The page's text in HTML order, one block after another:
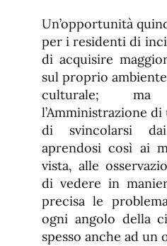
Un’opportunità
per i residenti di
di acquisire
sul proprio
culturale;
l’Amministrazione
di svincolarsi
aprendosi così ai
vista, alle
di vedere in
precisa le
ogni angolo della
spesso anche ad un